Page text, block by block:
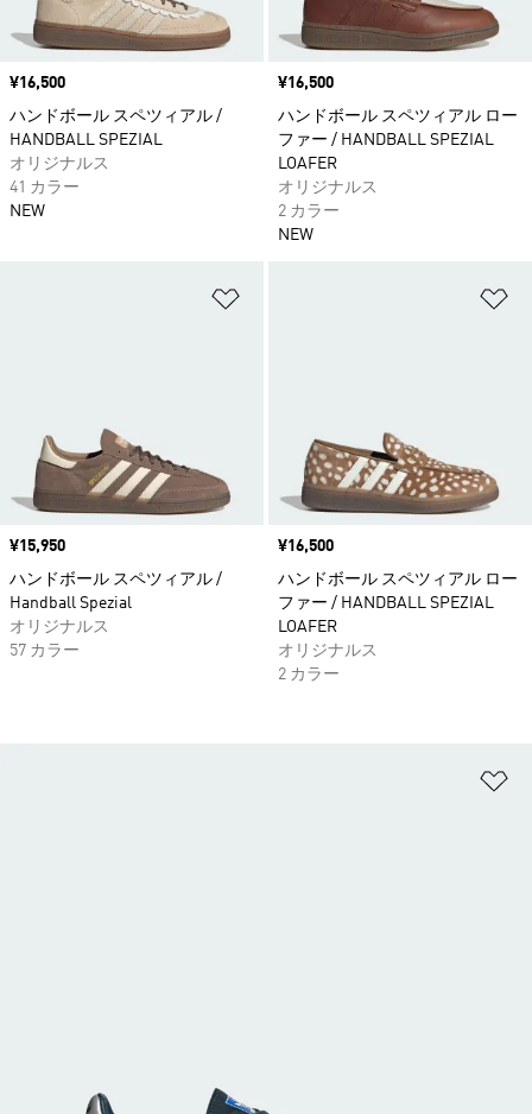
価格
¥16,500
ハンドボール スペツィアル /
HANDBALL SPEZIAL
オリジナルス
41 カラー
NEW
価格
¥16,500
ハンドボール スペツィアル ロー
ファー / HANDBALL SPEZIAL
LOAFER
オリジナルス
2 カラー
NEW
価格
¥15,950
ハンドボール スペツィアル /
Handball Spezial
オリジナルス
57 カラー
価格
¥16,500
ハンドボール スペツィアル ロー
ファー / HANDBALL SPEZIAL
LOAFER
オリジナルス
2 カラー